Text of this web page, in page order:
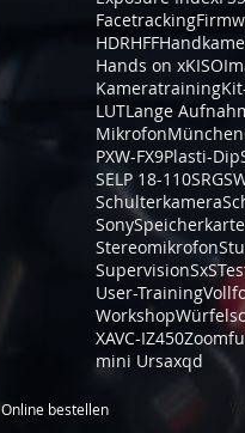
Facetracking
HDRHFF
Hands on xKISO
Kameratraining
LUTLange
MikrofonMünchen
PXW-FX9Plasti-Dip
SELP 18-110SRG
Schulterkamera
SonySpeicherkarte
Stereomikrofon
SupervisionSxS
User-Training
Workshop
XAVC-IZ450Zoom
mini Ursaxqd
Online bestellen